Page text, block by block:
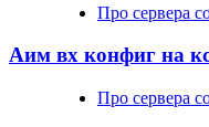
Про сервера
Аим вх конфиг на
Про сервера